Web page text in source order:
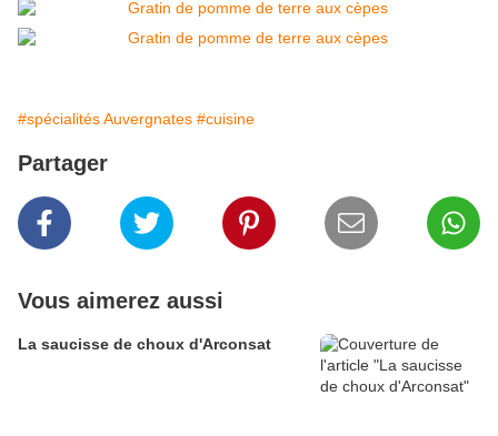
#spécialités Auvergnates #cuisine
Partager
Vous aimerez aussi
La saucisse de choux d'Arconsat